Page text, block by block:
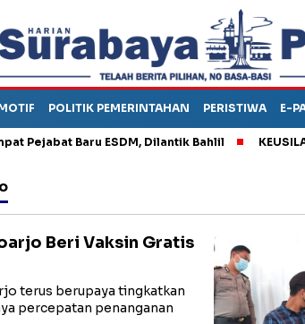
POLITIK PEMERINTAHAN PERISTIWA E-
Baru ESDM, Dilantik Bahlil KEUSILAN
Beri Vaksin Gratis
terus berupaya tingkatkan
percepatan penanganan